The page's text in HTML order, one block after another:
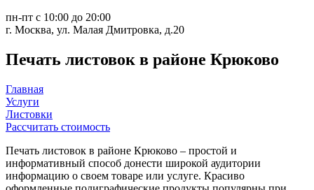
пн-пт с 10:00 до 20:00
г. Москва, ул. Малая Дмитровка, д.20
Печать листовок в районе Крюково
Главная
Услуги
Листовки
Рассчитать стоимость
Печать листовок в районе Крюково – простой и
информативный способ донести широкой аудитории
информацию о своем товаре или услуге. Красиво